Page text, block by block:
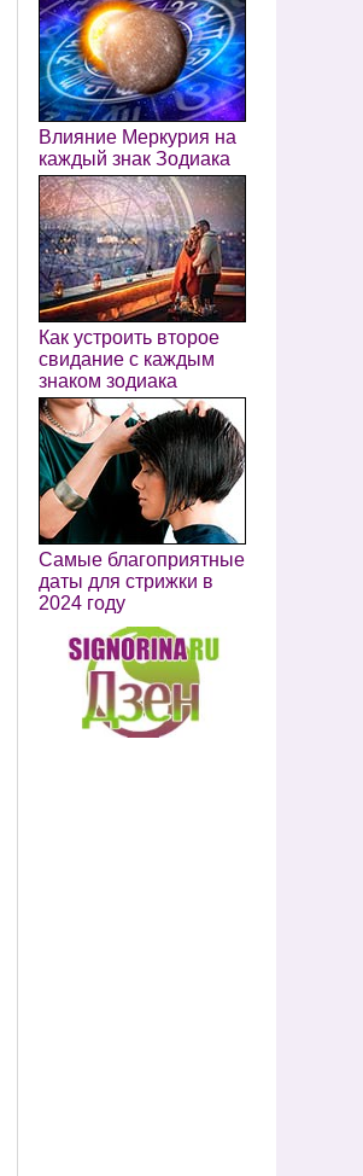
Влияние Меркурия на
каждый знак Зодиака
Как устроить второе
свидание с каждым
знаком зодиака
Самые благоприятные
даты для стрижки в
2024 году